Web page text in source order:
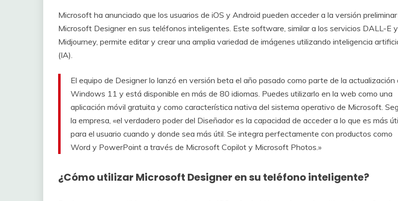
Microsoft ha anunciado que los usuarios de iOS y Android pueden acceder a la versión
Microsoft Designer en sus teléfonos inteligentes. Este software, similar a los servicios DALL-E y
Midjourney, permite editar y crear una amplia variedad de imágenes utilizando inteligencia
(IA).
El equipo de Designer lo lanzó en versión beta el año pasado como parte de la actualización
Windows 11 y está disponible en más de 80 idiomas. Puedes utilizarlo en la web como una
aplicación móvil gratuita y como característica nativa del sistema operativo de Microsoft.
la empresa, «el verdadero poder del Diseñador es la capacidad de acceder a lo que es más
para el usuario cuando y donde sea más útil. Se integra perfectamente con productos como
Word y PowerPoint a través de Microsoft Copilot y Microsoft Photos.»
¿Cómo utilizar Microsoft Designer en su teléfono inteligente?